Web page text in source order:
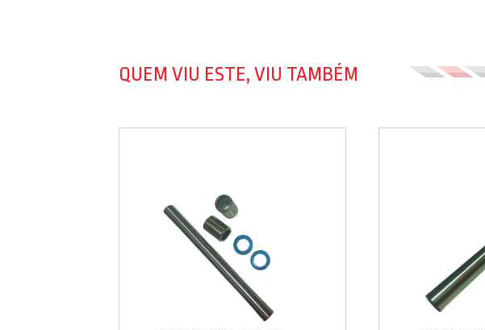
QUEM VIU ESTE, VIU TAMBÉM